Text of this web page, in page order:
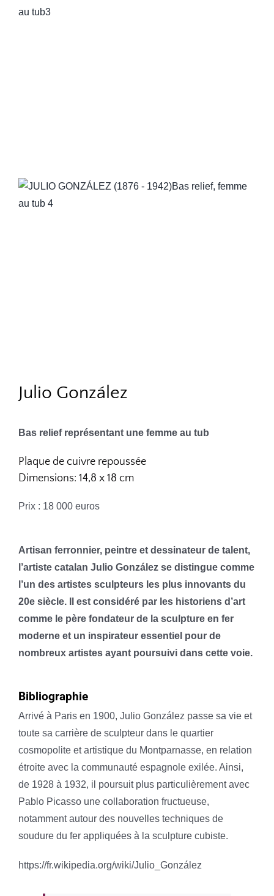
Julio González
Bas relief représentant une femme au tub
Plaque de cuivre repoussée
Dimensions: 14,8 x 18 cm
Prix : 18 000 euros
Artisan ferronnier, peintre et dessinateur de talent,
l’artiste catalan Julio González se distingue comme
l’un des artistes sculpteurs les plus innovants du
20e siècle. Il est considéré par les historiens d’art
comme le père fondateur de la sculpture en fer
moderne et un inspirateur essentiel pour de
nombreux artistes ayant poursuivi dans cette voie.
Bibliographie
Arrivé à Paris en 1900, Julio González passe sa vie et
toute sa carrière de sculpteur dans le quartier
cosmopolite et artistique du Montparnasse, en relation
étroite avec la communauté espagnole exilée. Ainsi,
de 1928 à 1932, il poursuit plus particulièrement avec
Pablo Picasso une collaboration fructueuse,
notamment autour des nouvelles techniques de
soudure du fer appliquées à la sculpture cubiste.
https://fr.wikipedia.org/wiki/Julio_González